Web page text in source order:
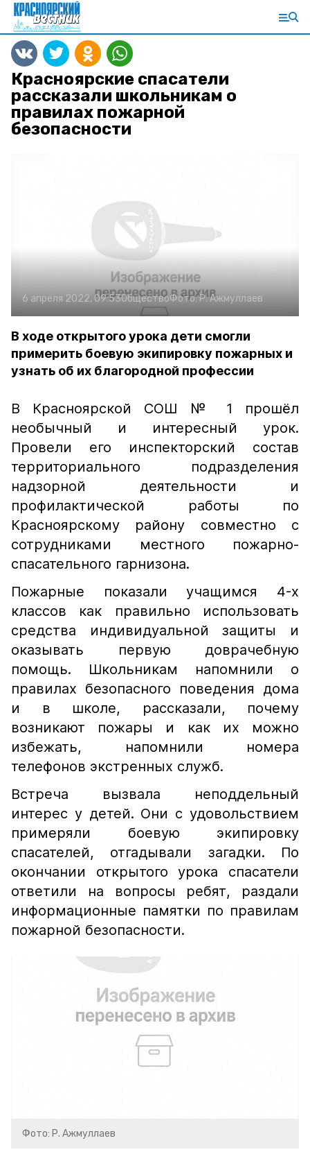
Красноярские спасатели
рассказали школьникам о
правилах пожарной
безопасности
6 апреля 2022, 09:53ОбществоФото:Р. Ажмуллаев
В ходе открытого урока дети смогли
примерить боевую экипировку пожарных и
узнать об их благородной профессии
В Красноярской СОШ № 1 прошёл
необычный и интересный урок.
Провели его инспекторский состав
территориального подразделения
надзорной деятельности и
профилактической работы по
Красноярскому району совместно с
сотрудниками местного пожарно-
спасательного гарнизона.
Пожарные показали учащимся 4-х
классов как правильно использовать
средства индивидуальной защиты и
оказывать первую доврачебную
помощь. Школьникам напомнили о
правилах безопасного поведения дома
и в школе, рассказали, почему
возникают пожары и как их можно
избежать, напомнили номера
телефонов экстренных служб.
Встреча вызвала неподдельный
интерес у детей. Они с удовольствием
примеряли боевую экипировку
спасателей, отгадывали загадки. По
окончании открытого урока спасатели
ответили на вопросы ребят, раздали
информационные памятки по правилам
пожарной безопасности.
Фото: Р. Ажмуллаев